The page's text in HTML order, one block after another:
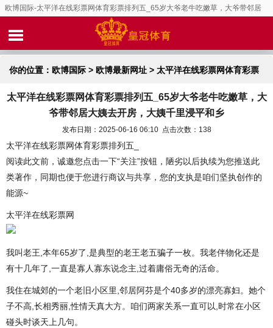
欧博国际-太平洋在线彩票网体育彩票排列五_65岁大爷老牛吃嫩草，大爷带邻居
大姨去开房，大姨千里浸平和乡
你的位置： 欧博国际 > 欧博最新网址 > 太平洋在线彩票网体育彩票
排列五_65岁大爷老牛吃嫩草，大爷带邻居大姨去开房，大姨千里浸
太平洋在线彩票网体育彩票排列五_65岁大爷老牛吃嫩草，大
爷带邻居大姨去开房，大姨千里浸平和乡
发布日期：2025-06-16 06:10 点击次数：138
太平洋在线彩票网体育彩票排列五_
阅读此文前，诚邀您点击一下“关注”按钮，陋劣以后执续为您推送此
类著作，同期也便于您进行商议与共享，您的支执是咱们坚执创作的
能源~
太平洋在线彩票网
我叫老王,本年65岁了,是典型的老王老五骗子一枚。我老伴物化还是
有十几年了,一直是寡人寡东说念主,过着庸俗无奇的活命。
我住在城郊的一个老旧小区里,邻居阿芬是个40多岁的漂亮寡妇。她个
子不高,长相秀丽,性情天真大方。咱们两家关系一直可以,时常在小区
碰头时谈天上几句。